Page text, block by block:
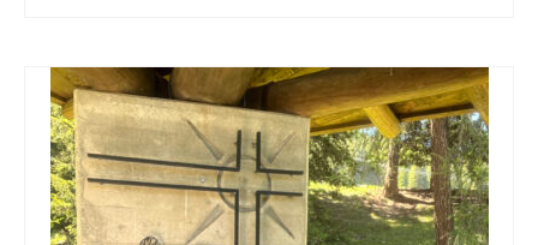
Enseignements ALTIUS
Enseignements CCRFE-ABC
Autres Enseignements